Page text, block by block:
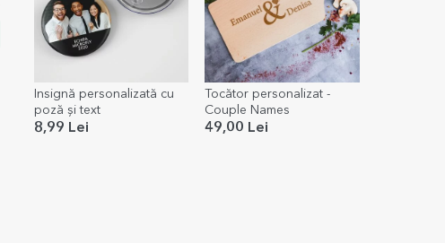
Insignă personalizată cu
poză și text
8,99 Lei
Tocător personalizat -
Couple Names
49,00 Lei